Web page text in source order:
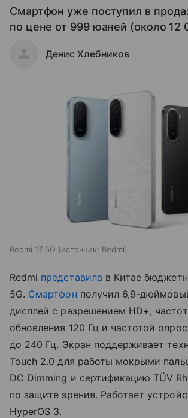
Смартфон уже поступил в
по цене от 999 юаней (около 12
Денис Хлебников
Redmi 17 5G источник: Redmi
Redmi представила в Китае
5G. Смартфон получил 6,9-
дисплей с разрешением HD+,
обновления 120 Гц и частотой
до 240 Гц. Экран поддерживает
Touch 2.0 для работы мокрыми
DC Dimming и сертификацию TÜV
по защите зрения. Работает
HyperOS 3.